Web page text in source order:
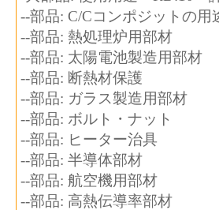
--部品: C/Cコンポジットの
--部品: 熱処理炉用部材
--部品: 太陽電池製造用部材
--部品: 断熱材保護
--部品: ガラス製造用部材
--部品: ボルト・ナット
--部品: ヒーター治具
--部品: 半導体部材
--部品: 航空機用部材
--部品: 高熱伝導率部材